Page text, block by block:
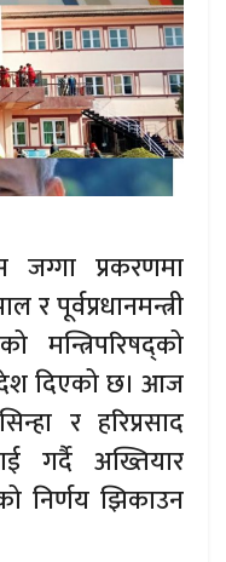
जग्गा प्रकरणमा
र पूर्वप्रधानमन्त्री
मन्त्रिपरिषद्को
दिएको छ। आज
र हरिप्रसाद
गर्दै अख्तियार
निर्णय झिकाउन